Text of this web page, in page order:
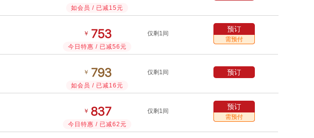
如会员 / 已减15元
￥ 
今日特惠 / 已减56元
仅剩1间
预订
需预付
￥ 
如会员 / 已减16元
仅剩1间 预订
￥ 
今日特惠 / 已减62元
仅剩1间
预订
需预付